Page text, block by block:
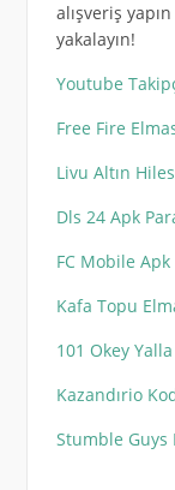
alışveriş
yakalayın!
Youtube
Free Fire
Livu Altın
Dls 24 Apk
FC Mobile
Kafa Topu
101 Okey
Kazandırio
Stumble Guys